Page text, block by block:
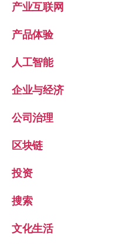
产业互联网
产品体验
人工智能
企业与经济
公司治理
区块链
投资
搜索
文化生活